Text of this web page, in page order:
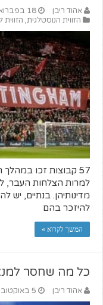
אהוד ריבן
18 בפברואר 2020
הזווית הנוסטלגית, הזווית
57 קבוצות זכו
למרות הצלחות העבר,
מדינותיהן. בנתיים, יש
להיזכר בהם
המשך לקרוא »
כל מה שחסר
אהוד ריבן 5 באוקטובר 2019